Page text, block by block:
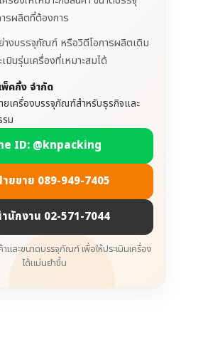
รผลิตที่ต้องการ
างบรรจุภัณฑ์ หรือวิดีโอการผลิตเดิม
มินรุ่นเครื่องที่เหมาะสมได้
คกิ้ง จำกัด
ยเครื่องบรรจุภัณฑ์สำหรับธุรกิจและ
ม
ID: @knpacking
ายขาย 089-949-7405
ำนักงาน 02-571-7044
และขนาดบรรจุภัณฑ์ เพื่อให้ประเมินเครื่อง
ได้แม่นยำขึ้น